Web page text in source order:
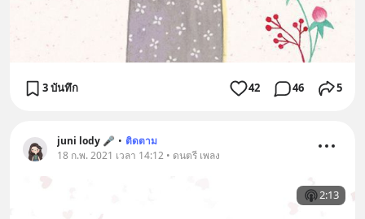
3 บันทึก 42 46 5
juni lody 🎤 • ติดตาม
18 ก.พ. 2021 เวลา 14:12 • ดนตรี เพลง
2:13